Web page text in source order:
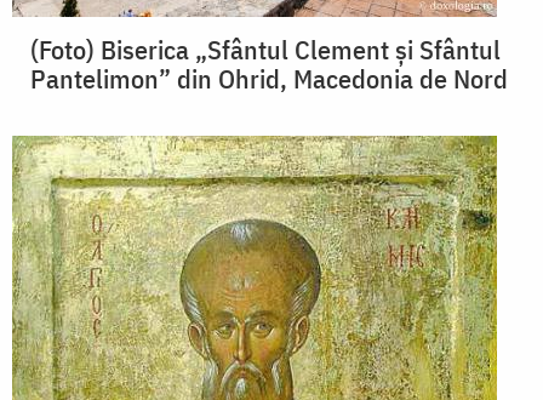
(Foto) Biserica „Sfântul Clement și Sfântul
Pantelimon” din Ohrid, Macedonia de Nord